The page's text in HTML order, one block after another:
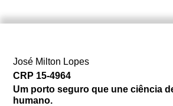
José Milton Lopes​
CRP 15-4964
Um porto seguro que une ciência
humano.